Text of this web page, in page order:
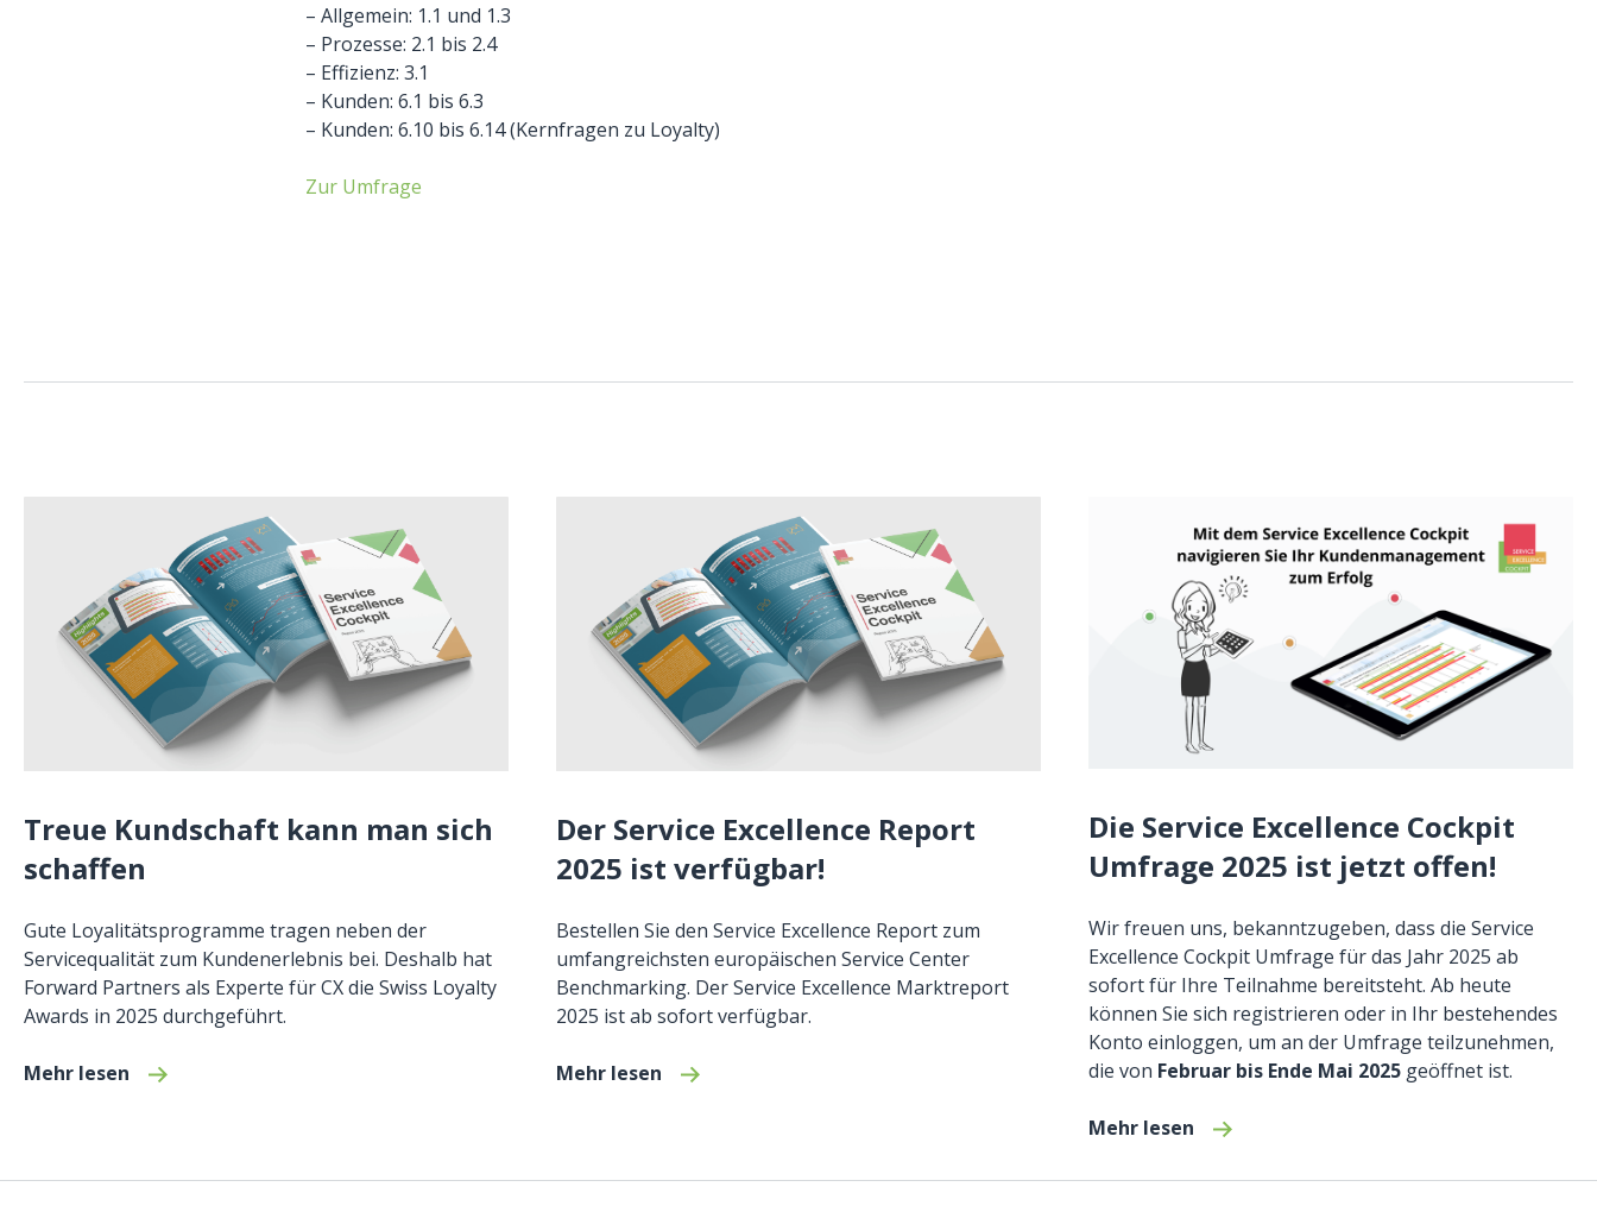
– Allgemein: 1.1 und 1.3
– Prozesse: 2.1 bis 2.4
– Effizienz: 3.1
– Kunden: 6.1 bis 6.3
– Kunden: 6.10 bis 6.14 (Kernfragen zu Loyalty)
Zur Umfrage
Treue Kundschaft kann man sich
schaffen
Gute Loyalitätsprogramme tragen neben der
Servicequalität zum Kundenerlebnis bei. Deshalb hat
Forward Partners als Experte für CX die Swiss Loyalty
Awards in 2025 durchgeführt.
Mehr lesen
Der Service Excellence Report
2025 ist verfügbar!
Bestellen Sie den Service Excellence Report zum
umfangreichsten europäischen Service Center
Benchmarking. Der Service Excellence Marktreport
2025 ist ab sofort verfügbar.
Mehr lesen
Die Service Excellence Cockpit
Umfrage 2025 ist jetzt offen!
Wir freuen uns, bekanntzugeben, dass die Service
Excellence Cockpit Umfrage für das Jahr 2025 ab
sofort für Ihre Teilnahme bereitsteht. Ab heute
können Sie sich registrieren oder in Ihr bestehendes
Konto einloggen, um an der Umfrage teilzunehmen,
die von Februar bis Ende Mai 2025geöffnet ist.
Mehr lesen